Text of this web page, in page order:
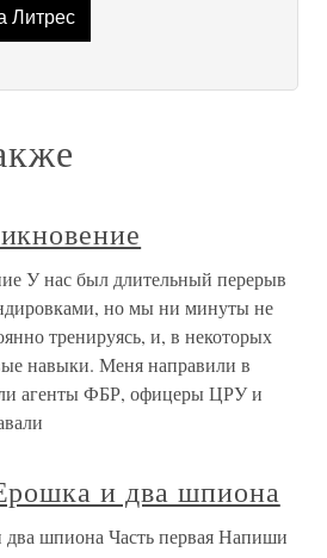
Литрес
У нас был длительный перерыв
но мы ни минуты не
тренируясь, и, в некоторых
навыки. Меня направили в
агенты ФБР, офицеры ЦРУ и
и два шпиона
шпиона Часть первая Напиши